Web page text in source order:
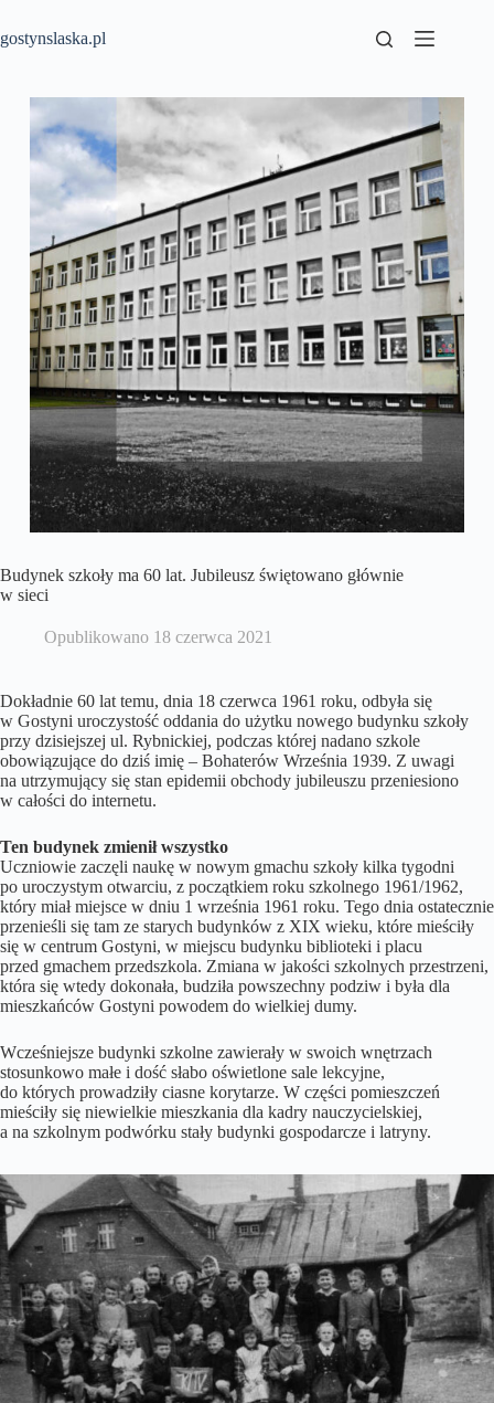
treści
gostynslaska.pl
Budynek szkoły ma 60 lat. Jubileusz świętowano głównie
w sieci
Opublikowano 18 czerwca 2021
Dokładnie 60 lat temu, dnia 18 czerwca 1961 roku, odbyła się
w Gostyni uroczystość oddania do użytku nowego budynku szkoły
przy dzisiejszej ul. Rybnickiej, podczas której nadano szkole
obowiązujące do dziś imię – Bohaterów Września 1939. Z uwagi
na utrzymujący się stan epidemii obchody jubileuszu przeniesiono
w całości do internetu.
Ten budynek zmienił wszystko
Uczniowie zaczęli naukę w nowym gmachu szkoły kilka tygodni
po uroczystym otwarciu, z początkiem roku szkolnego 1961/1962,
który miał miejsce w dniu 1 września 1961 roku. Tego dnia ostatecznie
przenieśli się tam ze starych budynków z XIX wieku, które mieściły
się w centrum Gostyni, w miejscu budynku biblioteki i placu
przed gmachem przedszkola. Zmiana w jakości szkolnych przestrzeni,
która się wtedy dokonała, budziła powszechny podziw i była dla
mieszkańców Gostyni powodem do wielkiej dumy.
Wcześniejsze budynki szkolne zawierały w swoich wnętrzach
stosunkowo małe i dość słabo oświetlone sale lekcyjne,
do których prowadziły ciasne korytarze. W części pomieszczeń
mieściły się niewielkie mieszkania dla kadry nauczycielskiej,
a na szkolnym podwórku stały budynki gospodarcze i latryny.